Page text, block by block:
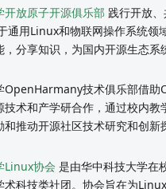
开放原子开源俱乐部 践行开放
通用Linux和物联网操作系统领
，分享知识，为国内开源生态系
OpenHarmany技术俱乐部借
技术和产学研合作，通过校内教
和推动开源社区技术研究和创新
Linux协会 是由华中科技大学在
术科技类社团。协会旨在为